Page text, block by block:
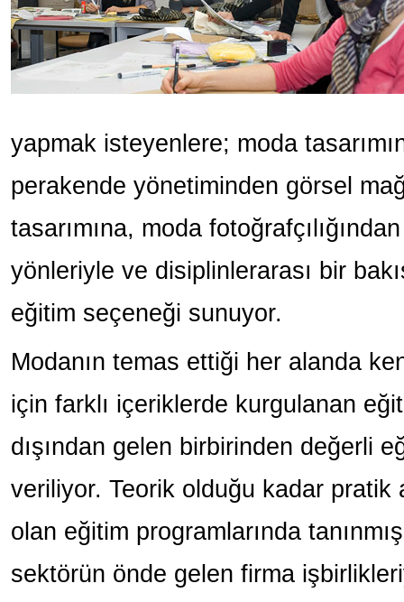
yapmak isteyenlere; moda
perakende yönetiminden görsel
tasarımına, moda
yönleriyle ve disiplinlerarası bir
eğitim seçeneği sunuyor.
Modanın temas ettiği her alanda
için farklı içeriklerde kurgulanan
dışından gelen birbirinden değerli
veriliyor. Teorik olduğu kadar
olan eğitim programlarında
sektörün önde gelen firma